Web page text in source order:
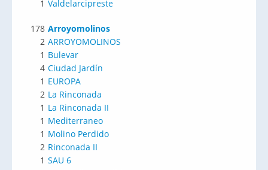
1 Valdelarcipreste
178 Arroyomolinos
2 ARROYOMOLINOS
1 Bulevar
4 Ciudad Jardín
1 EUROPA
2 La Rinconada
1 La Rinconada II
1 Mediterraneo
1 Molino Perdido
2 Rinconada II
1 SAU 6